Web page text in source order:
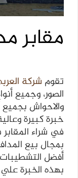
مقابر
تقوم شركة
الصور، وجميع
والاحواش
خبرة كبيرة
في شراء
بمجال بيع
أفضل
بهذه الخبرة